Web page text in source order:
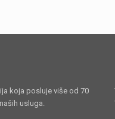
koja posluje više od 70
usluga.